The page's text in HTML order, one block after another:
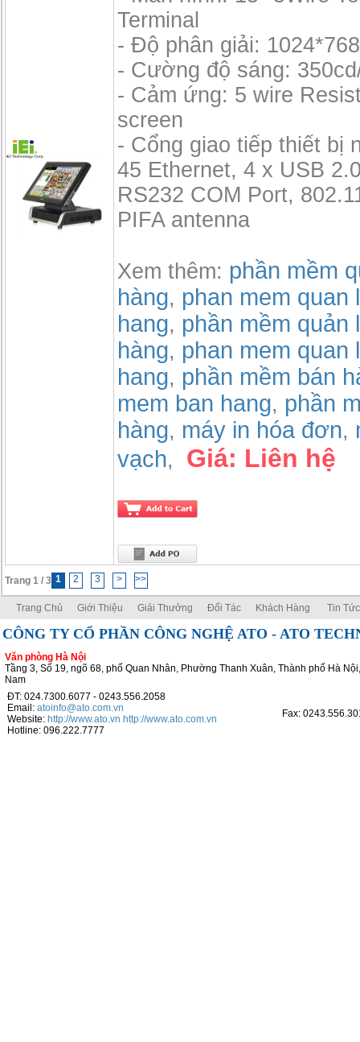
Terminal
- Độ phân giải:
- Cường độ sáng:
- Cảm ứng: 5 wire
screen
- Cổng giao tiếp thiết bị
45 Ethernet, 4 x USB
RS232 COM Port,
PIFA antenna
Xem thêm: phần mềm
hàng, phan mem quan
hang, phần mềm quản
hàng, phan mem quan
hang, phần mềm bán
mem ban hang, phần
hàng, máy in hóa đơn,
vạch, Giá: Liên hệ
Trang 1 / 3 1 2 3 > >>
Trang Chủ Giới Thiệu Giải Thưởng Đối Tác Khách Hàng Tin Tức
CÔNG TY CỔ PHẦN CÔNG NGHỆ ATO - ATO
Văn phòng Hà Nội
Tầng 3, Số 19, ngõ 68, phố Quan Nhân, Phường Thanh Xuân, Thành phố Hà
Nam
ĐT: 024.7300.6077 - 0243.556.2058
Email: atoinfo@ato.com.vn
Website: http://www.ato.vn http://www.ato.com.vn
Hotline: 096.222.7777
Fax: